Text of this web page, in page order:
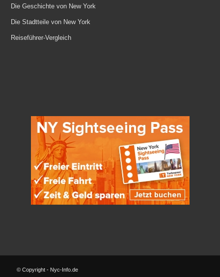
Die Geschichte von New York
Die Stadtteile von New York
Reiseführer-Vergleich
© Copyright - Nyc-Info.de